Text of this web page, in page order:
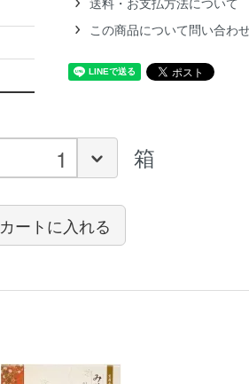
送料・お支払方法について
この商品について問い合わ
箱
カートに入れる